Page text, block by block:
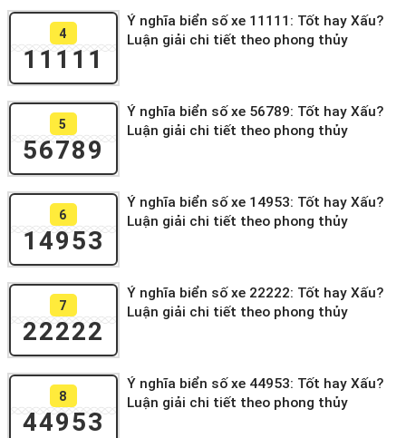
4
11111
Ý nghĩa biển số xe 11111: Tốt hay Xấu?
Luận giải chi tiết theo phong thủy
5
56789
Ý nghĩa biển số xe 56789: Tốt hay Xấu?
Luận giải chi tiết theo phong thủy
6
14953
Ý nghĩa biển số xe 14953: Tốt hay Xấu?
Luận giải chi tiết theo phong thủy
7
22222
Ý nghĩa biển số xe 22222: Tốt hay Xấu?
Luận giải chi tiết theo phong thủy
8
44953
Ý nghĩa biển số xe 44953: Tốt hay Xấu?
Luận giải chi tiết theo phong thủy